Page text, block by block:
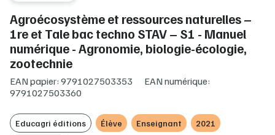
Agroécosystème et ressources naturelles –
1re et Tale bac techno STAV – S1 - Manuel
numérique - Agronomie, biologie-écologie,
zootechnie
EAN papier: 9791027503353
EAN numérique:
9791027503360
Educagri éditions Élève Enseignant
2021